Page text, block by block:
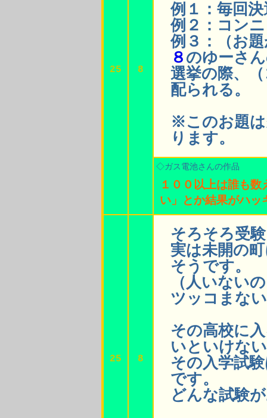
25 8
例１：毎回
例２：コン
例３：（お
８ のゆーさ
選挙の際、
配られる。
※このお題は
ります。
◇ガス電池さんの作品
１００以上は誰も
い」とか結果がハッ
25 8
そろそろ受
実は未開の
そうです。
（人いない
ツッコまな
その高校に
いといけな
その入学試
です。
どんな試験